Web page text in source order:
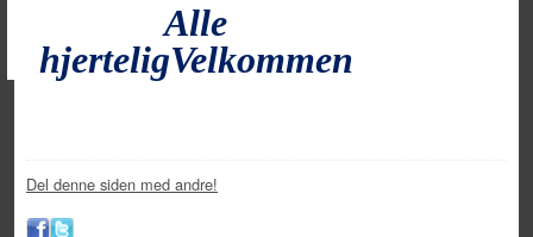
Alle
hjerteligVelkommen
Del denne siden med andre!